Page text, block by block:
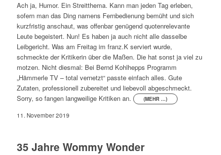
Ach ja, Humor. Ein Streitthema. Kann man jeden Tag erleben,
sofern man das Ding namens Fernbedienung bemüht und sich
kurzfristig anschaut, was offenbar genügend quotenrelevante
Leute begeistert. Nun! Es haben ja auch nicht alle dasselbe
Leibgericht. Was am Freitag im franz.K serviert wurde,
schmeckte der Kritikerin über die Maßen. Die hat sonst ja viel zu
motzen. Nicht diesmal: Bei Bernd Kohlhepps Programm
„Hämmerle TV – total vernetzt“ passte einfach alles. Gute
Zutaten, professionell zubereitet und liebevoll abgeschmeckt.
Sorry, so fangen langweilige Kritiken an.
(MEHR …)
11. November 2019
35 Jahre Wommy Wonder